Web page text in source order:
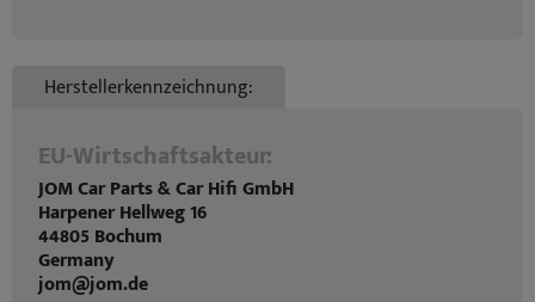
Herstellerkennzeichnung:
EU-Wirtschaftsakteur:
JOM Car Parts & Car Hifi GmbH
Harpener Hellweg 16
44805 Bochum
Germany
jom@jom.de